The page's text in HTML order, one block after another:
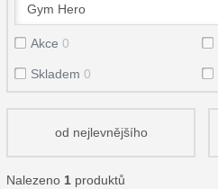
Akce 0
Skladem 0
od nejlevnějšího
Nalezeno 1 produktů